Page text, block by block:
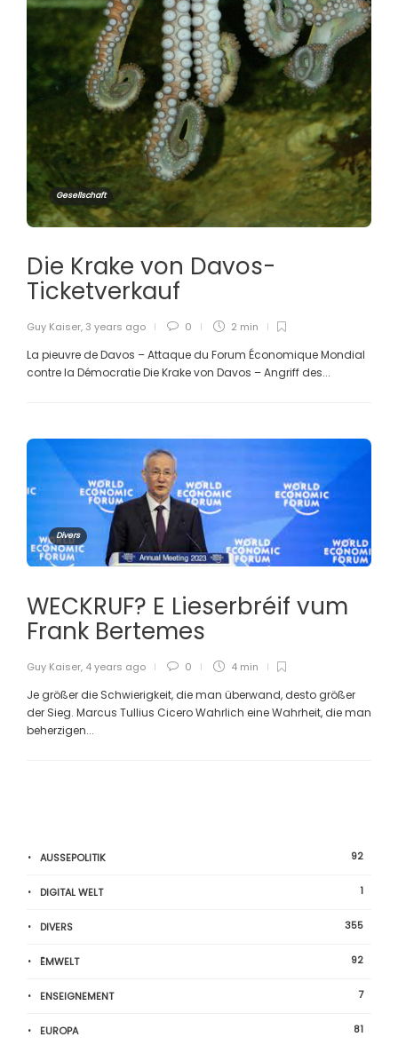
Gesellschaft
Die Krake von Davos-
Ticketverkauf
Guy Kaiser, 3 years ago 0 2 min
La pieuvre de Davos – Attaque du Forum Économique Mondial
contre la Démocratie Die Krake von Davos – Angriff des...
Divers
WECKRUF? E Lieserbréif vum
Frank Bertemes
Guy Kaiser, 4 years ago 0 4 min
Je größer die Schwierigkeit, die man überwand, desto größer
der Sieg. Marcus Tullius Cicero Wahrlich eine Wahrheit, die man
beherzigen...
AUSSEPOLITIK 92
DIGITAL WELT 1
DIVERS 355
ËMWELT 92
ENSEIGNEMENT 7
EUROPA 81